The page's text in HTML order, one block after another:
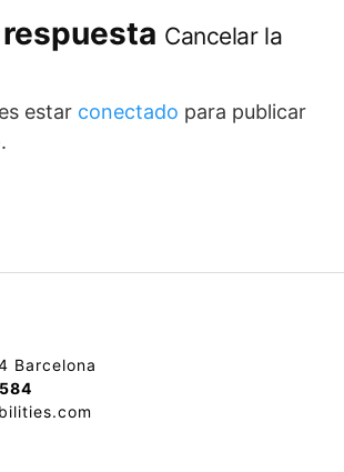
Cancelar la
estar conectado para publicar
Barcelona